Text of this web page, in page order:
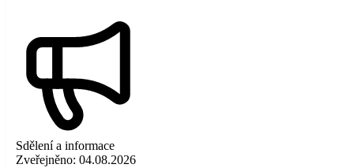
Sdělení a informace
Zveřejněno: 04.08.2026